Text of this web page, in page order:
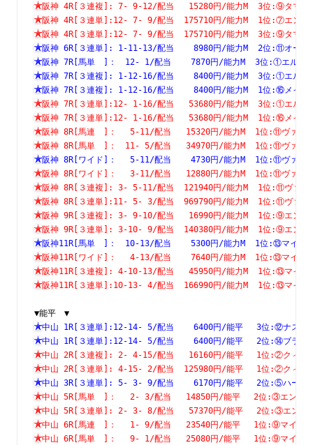
阪神 4R[３連複]: 7- 9-12/配当   15280円/能力M  3
阪神 4R[３連単]:12- 7- 9/配当  175710円/能力M
阪神 4R[３連単]:12- 7- 9/配当  175710円/能力M  3
阪神 6R[３連単]: 1-11-13/配当    8980円/能力M  2
阪神 7R[馬単　]：　12- 1/配当    7870円/能力M
阪神 7R[３連複]: 1-12-16/配当    8400円/能力M
阪神 7R[３連複]: 1-12-16/配当    8400円/能力M  1位
阪神 7R[３連単]:12- 1-16/配当   53680円/能力M
阪神 7R[３連単]:12- 1-16/配当   53680円/能力M  1位
阪神 8R[馬連　]：　 5-11/配当   15320円/能力
阪神 8R[馬単　]：　11- 5/配当   34970円/能力
阪神 8R[ワイド]：　 5-11/配当    4730円/能力
阪神 8R[ワイド]：　 3-11/配当   12880円/能力
阪神 8R[３連複]: 3- 5-11/配当  121940円/能力
阪神 8R[３連単]:11- 5- 3/配当  969790円/能力
阪神 9R[３連複]: 3- 9-10/配当   16990円/能力M  1位:⑨エング
阪神 9R[３連単]: 3-10- 9/配当  140380円/能力M  1位:⑨エン
阪神11R[馬単　]：　10-13/配当    5300円/能力M  1位:⑬マイネル
阪神11R[ワイド]：　 4-13/配当    7640円/能力M  1位:⑬マイネル
阪神11R[３連複]: 4-10-13/配当   45950円/能力M  1位:⑬マイネル
阪神11R[３連単]:10-13- 4/配当  166990円/能力M  1位:⑬マイネル
▼能平　▼
中山 1R[３連単]:12-14- 5/配当    6400円/能平
中山 1R[３連単]:12-14- 5/配当    6400円/能平　
中山 2R[３連複]: 2- 4-15/配当   16160円/能平　 1
中山 2R[３連単]: 4-15- 2/配当  125980円/能平　 1
中山 3R[３連単]: 5- 3- 9/配当    6170円/能平　 2
中山 5R[馬単　]：　 2- 3/配当   14850円/能平　 2
中山 5R[３連単]: 2- 3- 8/配当   57370円/能平　 2
中山 6R[馬連　]：　 1- 9/配当   23540円/能平　
中山 6R[馬単　]：　 9- 1/配当   25080円/能平　